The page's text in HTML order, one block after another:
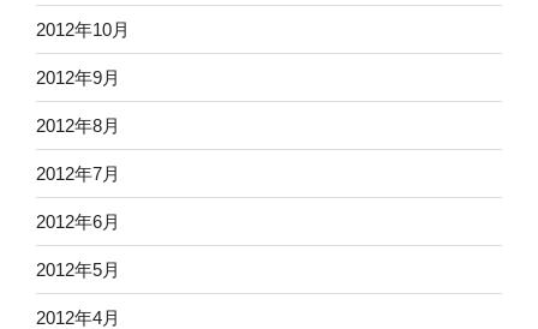
2012年10月
2012年9月
2012年8月
2012年7月
2012年6月
2012年5月
2012年4月